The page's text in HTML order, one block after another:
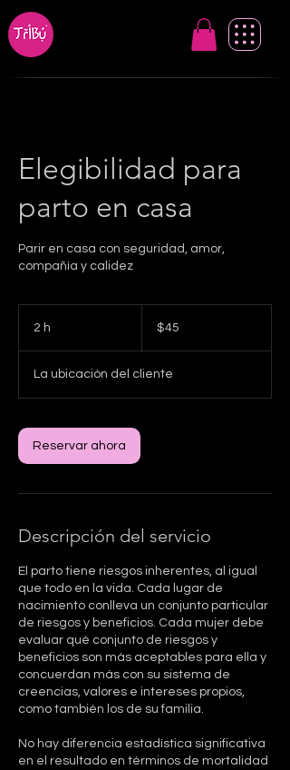
Elegibilidad para
parto en casa
Parir en casa con seguridad, amor,
compañía y calidez
2 h
dólares
estadounidenses
$45
La ubicación del cliente
Reservar ahora
Descripción del servicio
El parto tiene riesgos inherentes, al igual
que todo en la vida. Cada lugar de
nacimiento conlleva un conjunto particular
de riesgos y beneficios. Cada mujer debe
evaluar qué conjunto de riesgos y
beneficios son más aceptables para ella y
concuerdan más con su sistema de
creencias, valores e intereses propios,
como también los de su familia.
No hay diferencia estadística significativa
en el resultado en términos de mortalidad